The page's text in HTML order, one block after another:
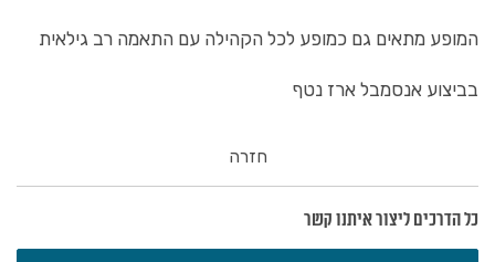
המופע מתאים גם כמופע לכל הקהילה עם התאמה רב גילאית
בביצוע אנסמבל ארז נטף
חזרה
כל הדרכים ליצור איתנו קשר